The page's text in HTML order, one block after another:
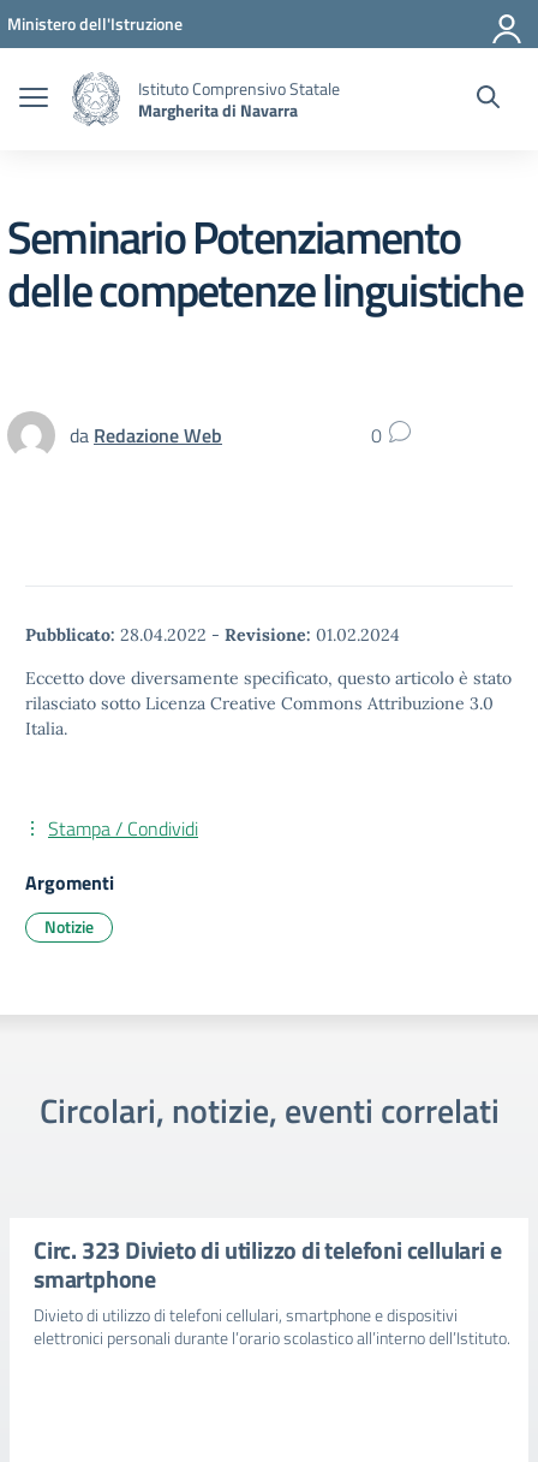
Vai ai contenuti
Vai al menu di navigazione
Vai al footer
Ministero dell'Istruzione
Istituto Comprensivo Statale
Margherita di Navarra
Seminario Potenziamento
delle competenze linguistiche
da Redazione Web 0
Pubblicato: 28.04.2022 - Revisione: 01.02.2024
Eccetto dove diversamente specificato, questo articolo è stato
rilasciato sotto Licenza Creative Commons Attribuzione 3.0
Italia.
Stampa / Condividi
Argomenti
Notizie
Circolari, notizie, eventi correlati
Circ. 323 Divieto di utilizzo di telefoni cellulari e
smartphone
Divieto di utilizzo di telefoni cellulari, smartphone e dispositivi
elettronici personali durante l’orario scolastico all’interno dell’Istituto.